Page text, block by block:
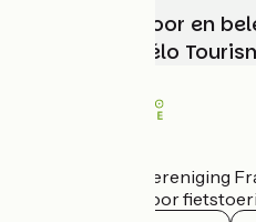
Kies, bereid voor en
met France Vélo
De nationale vereniging
officiële gids voor